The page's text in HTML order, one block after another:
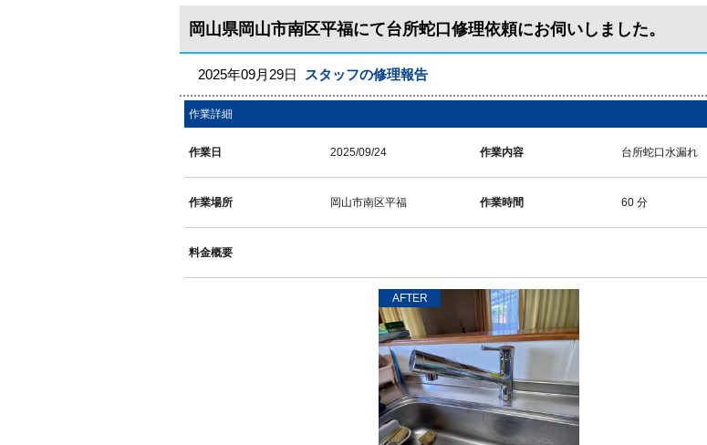
岡山県岡山市南区平福にて台所蛇口修理依頼にお伺いしました。
2025年09月29日 スタッフの修理報告
作業詳細
作業日 2025/09/24 作業内容 台所蛇口水漏れ
作業場所 岡山市南区平福 作業時間 60 分
料金概要
AFTER